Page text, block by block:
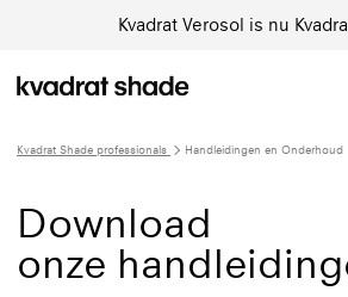
Kvadrat Verosol is nu
Kvadrat Shade professionals Handleidingen en Onderhoud
Download
onze